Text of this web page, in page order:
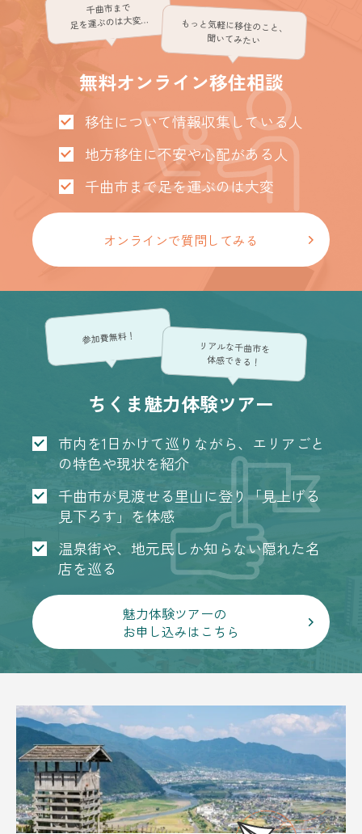
千曲市まで
足を運ぶのは大変… もっと気軽に移住のこと、
聞いてみたい
無料オンライン移住相談
移住について情報収集している人
地方移住に不安や心配がある人
千曲市まで足を運ぶのは大変
オンラインで質問してみる
参加費無料！
リアルな千曲市を
体感できる！
ちくま魅力体験ツアー
市内を1日かけて巡りながら、エリアごと
の特色や現状を紹介
千曲市が見渡せる里山に登り「見上げる
見下ろす」を体感
温泉街や、地元民しか知らない隠れた名
店を巡る
魅力体験ツアーの
お申し込みはこちら